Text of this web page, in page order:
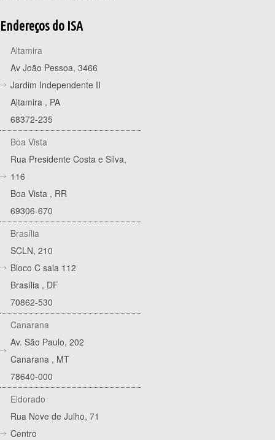
Endereços do ISA
Altamira
Av João Pessoa, 3466
Jardim Independente II
Altamira , PA
68372-235
Boa Vista
Rua Presidente Costa e Silva,
116
Boa Vista , RR
69306-670
Brasília
SCLN, 210
Bloco C sala 112
Brasília , DF
70862-530
Canarana
Av. São Paulo, 202
Canarana , MT
78640-000
Eldorado
Rua Nove de Julho, 71
Centro